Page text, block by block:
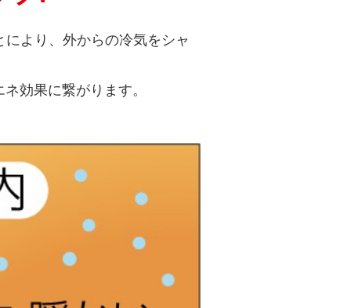
より、外からの冷気をシャ
効果に繋がります。